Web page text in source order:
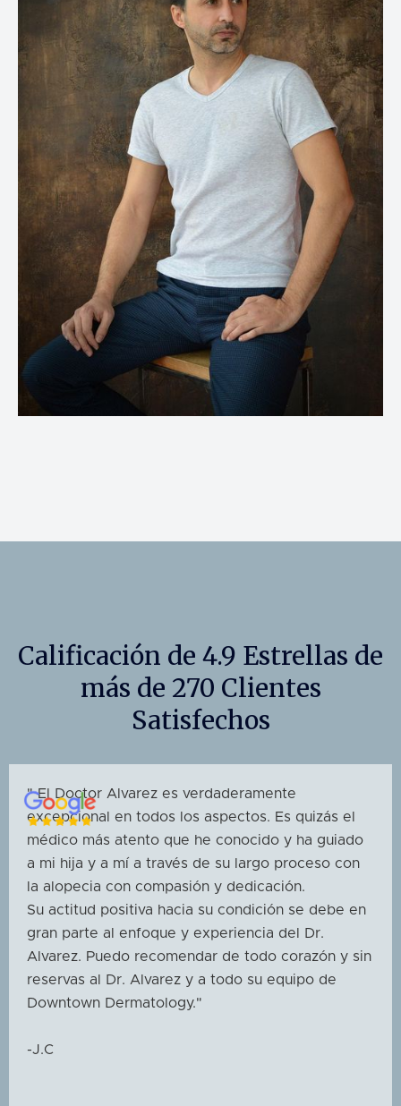
Calificación de 4.9 Estrellas de
más de 270 Clientes
Satisfechos
" El Doctor Alvarez es verdaderamente
excepcional en todos los aspectos. Es quizás el
médico más atento que he conocido y ha guiado
a mi hija y a mí a través de su largo proceso con
la alopecia con compasión y dedicación.
Su actitud positiva hacia su condición se debe en
gran parte al enfoque y experiencia del Dr.
Alvarez. Puedo recomendar de todo corazón y sin
reservas al Dr. Alvarez y a todo su equipo de
Downtown Dermatology."
-J.C